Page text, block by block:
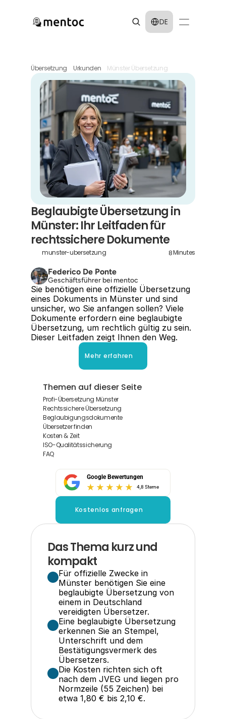
Select Language
DE
Übersetzung Urkunden Münster Übersetzung
Beglaubigte Übersetzung in
Münster: Ihr Leitfaden für
rechtssichere Dokumente
munster-ubersetzung 8Minutes
Federico De Ponte
Geschäftsführer bei mentoc
Sie benötigen eine offizielle Übersetzung
eines Dokuments in Münster und sind
unsicher, wo Sie anfangen sollen? Viele
Dokumente erfordern eine beglaubigte
Übersetzung, um rechtlich gültig zu sein.
Dieser Leitfaden zeigt Ihnen den Weg.
Mehr erfahren
Themen auf dieser Seite
Profi-Übersetzung Münster
Rechtssichere Übersetzung
Beglaubigungsdokumente
Übersetzer finden
Kosten & Zeit
ISO-Qualitätssicherung
FAQ
Google Bewertungen
4,8 Sterne
Kostenlos anfragen
Das Thema kurz und
kompakt
Für offizielle Zwecke in
Münster benötigen Sie eine
beglaubigte Übersetzung von
einem in Deutschland
vereidigten Übersetzer.
Eine beglaubigte Übersetzung
erkennen Sie an Stempel,
Unterschrift und dem
Bestätigungsvermerk des
Übersetzers.
Die Kosten richten sich oft
nach dem JVEG und liegen pro
Normzeile (55 Zeichen) bei
etwa 1,80 € bis 2,10 €.